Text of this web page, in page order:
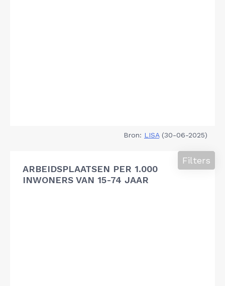
Bron: LISA(30-06-2025)
ARBEIDSPLAATSEN PER 1.000
INWONERS VAN 15-74 JAAR
Filters